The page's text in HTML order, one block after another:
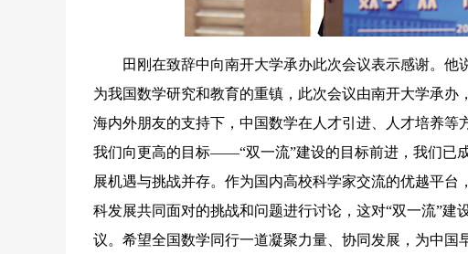
田刚在致辞中向南开大学承办此次会议表示感谢。他
为我国数学研究和教育的重镇，此次会议由南开大学承
海内外朋友的支持下，中国数学在人才引进、人才培养
我们向更高的目标——“双一流”建设的目标前进，我们已
展机遇与挑战并存。作为国内高校科学家交流的优越平
科发展共同面对的挑战和问题进行讨论，这对“双一流”
议。希望全国数学同行一道凝聚力量、协同发展，为中国